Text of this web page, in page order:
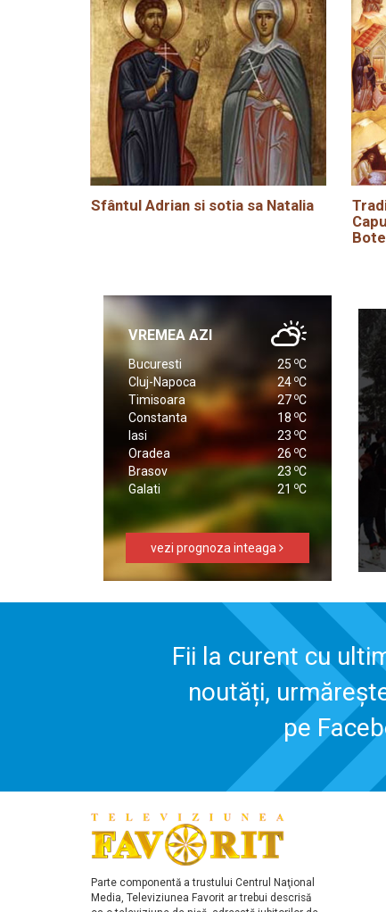
Sfântul Adrian si sotia sa Natalia
VREMEA AZI
Bucuresti 25 oC
Cluj-Napoca
24 oC
Timisoara
27oC
Constanta
18 oC
Iasi
23 oC
Oradea
26 oC
Brasov
23 oC
Galati
21 oC
vezi prognoza inteaga
Fii la curent cu
noutăți,
pe
Parte componentă a trustului Centrul Naţional
Media, Televiziunea Favorit ar trebui descrisă